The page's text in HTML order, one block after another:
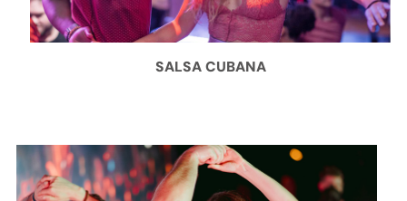
SALSA CUBANA